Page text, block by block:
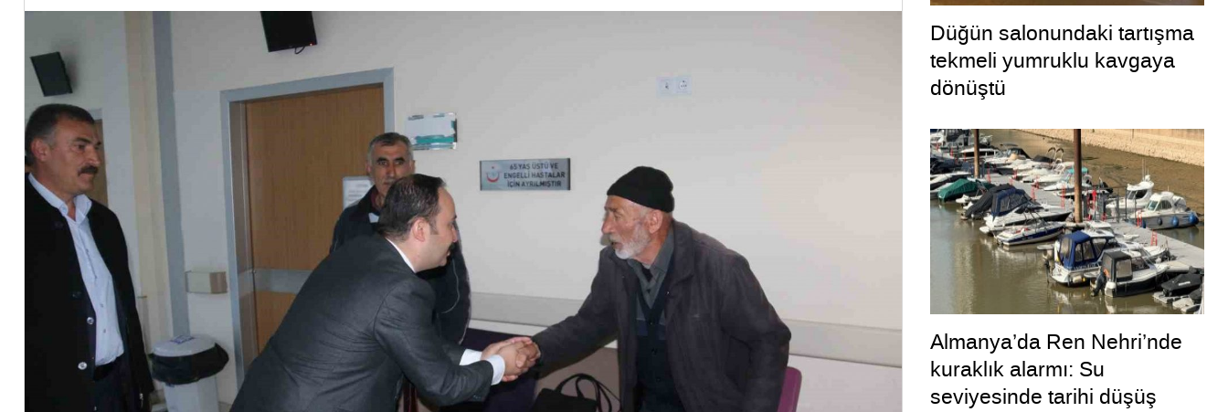
Düğün salonundaki tartışma
tekmeli yumruklu kavgaya
dönüştü
Almanya’da Ren Nehri’nde
kuraklık alarmı: Su
seviyesinde tarihi düşüş